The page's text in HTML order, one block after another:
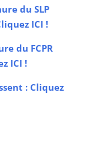
du SLP
ICI !
du FCPR
ICI !
: Cliquez